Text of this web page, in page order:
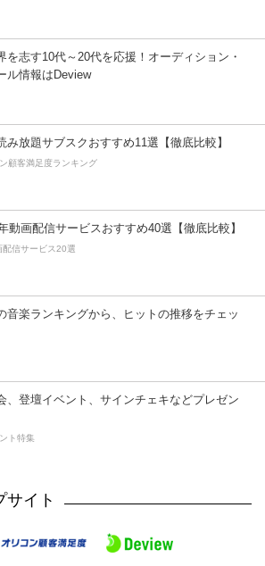
を志す10代～20代を応援！オーディション・
ル情報はDeview
み放題サブスクおすすめ11選【徹底比較】
顧客満足度ランキング
動画配信サービスおすすめ40選【徹底比較】
配信サービス20選
音楽ランキングから、ヒットの推移をチェッ
、登壇イベント、サインチェキなどプレゼン
ト特集
サイト